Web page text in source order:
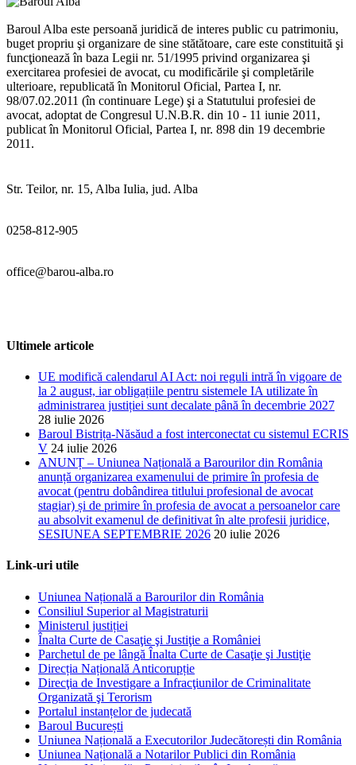
Baroul Alba este persoană juridică de interes public cu patrimoniu,
buget propriu şi organizare de sine stătătoare, care este constituită şi
funcţionează în baza Legii nr. 51/1995 privind organizarea şi
exercitarea profesiei de avocat, cu modificările şi completările
ulterioare, republicată în Monitorul Oficial, Partea I, nr.
98/07.02.2011 (în continuare Lege) şi a Statutului profesiei de
avocat, adoptat de Congresul U.N.B.R. din 10 - 11 iunie 2011,
publicat în Monitorul Oficial, Partea I, nr. 898 din 19 decembrie
2011.
Str. Teilor, nr. 15, Alba Iulia, jud. Alba
0258-812-905
office@barou-alba.ro
Ultimele articole
UE modifică calendarul AI Act: noi reguli intră în vigoare de
la 2 august, iar obligațiile pentru sistemele IA utilizate în
administrarea justiției sunt decalate până în decembrie 2027
28 iulie 2026
Baroul Bistrița-Năsăud a fost interconectat cu sistemul ECRIS
V 24 iulie 2026
ANUNȚ – Uniunea Națională a Barourilor din România
anunță organizarea examenului de primire în profesia de
avocat (pentru dobândirea titlului profesional de avocat
stagiar) și de primire în profesia de avocat a persoanelor care
au absolvit examenul de definitivat în alte profesii juridice,
SESIUNEA SEPTEMBRIE 2026 20 iulie 2026
Link-uri utile
Uniunea Națională a Barourilor din România
Consiliul Superior al Magistraturii
Ministerul justiției
Înalta Curte de Casaţie şi Justiţie a României
Parchetul de pe lângă Înalta Curte de Casaţie şi Justiţie
Direcția Națională Anticorupție
Direcţia de Investigare a Infracţiunilor de Criminalitate
Organizată şi Terorism
Portalul instanțelor de judecată
Baroul București
Uniunea Națională a Executorilor Judecătorești din România
Uniunea Națională a Notarilor Publici din România